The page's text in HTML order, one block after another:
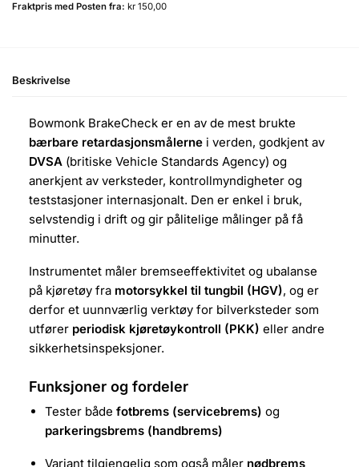
Fraktpris med Posten fra: kr 150,00
Beskrivelse
Bowmonk BrakeCheck er en av de mest brukte
bærbare retardasjonsmålernei verden, godkjent av
DVSA(britiske Vehicle Standards Agency) og
anerkjent av verksteder, kontrollmyndigheter og
teststasjoner internasjonalt. Den er enkel i bruk,
selvstendig i drift og gir pålitelige målinger på få
minutter.
Instrumentet måler bremseeffektivitet og ubalanse
på kjøretøy fra motorsykkel til tungbil (HGV), og er
derfor et uunnværlig verktøy for bilverksteder som
utfører periodisk kjøretøykontroll (PKK) eller andre
sikkerhetsinspeksjoner.
Funksjoner og fordeler
Tester både fotbrems (servicebrems) og
parkeringsbrems (handbrems)
Variant tilgjengelig som også måler nødbrems